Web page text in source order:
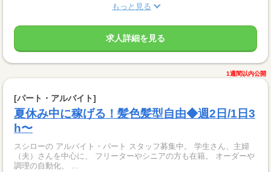
もっと見る
求人詳細を見る
1週間以内公開
[パート・アルバイト]
夏休み中に稼げる！髪色髪型自由◆週2日/1日3
h〜
スシローの アルバイト・パート スタッフ募集中。 学生さん、主婦
（夫）さんを中心に、 フリーターやシニアの方も在籍。 オーダーや
調理の自動化、 ...